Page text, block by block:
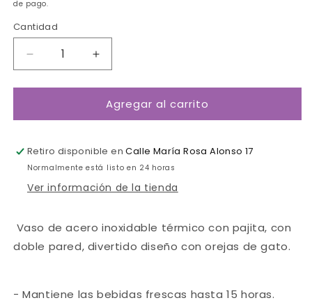
de pago.
Cantidad
Cantidad
Reducir
cantidad
para
Cool
verde
Aumentar
cantidad
para
Botella
Cool
verde
Agregar al carrito
Retiro disponible enCalle María Rosa Alonso 17
Normalmente está listo en 24 horas
Ver información de la tienda
Vaso de acero inoxidable térmico con pajita, con
doble pared, divertido diseño con orejas de gato.
- Mantiene las bebidas frescas hasta 15 horas.